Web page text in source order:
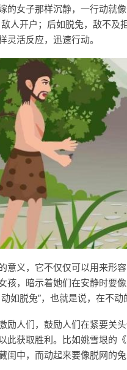
的女子那样沉静，一行动就
人开户；后如脱兔，敌不
灵活反应，迅速行动。
意义，它不仅仅可以用来形
孩，暗示着她们在安静时要
如脱兔”，也就是说，在不
励人们，鼓励人们在紧要关
此获取胜利。比如姚雪垠的
闺中，而动起来要像脱网的兔